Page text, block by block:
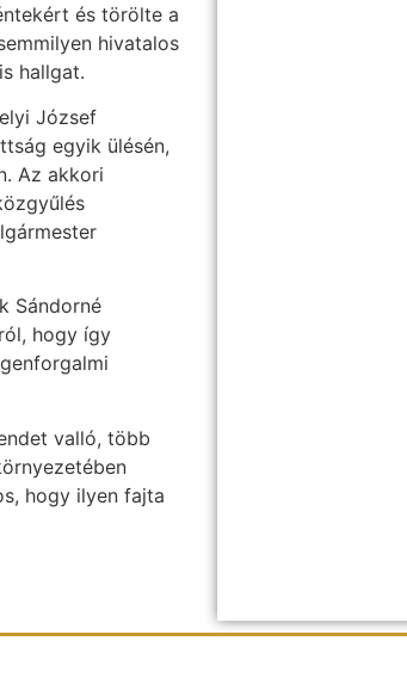
és törölte a
hivatalos
hallgat.
József
egyik ülésén,
Az akkori
Sándorné
hogy így
valló, több
hogy ilyen fajta